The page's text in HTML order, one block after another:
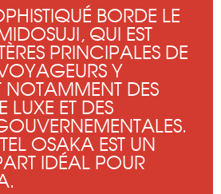
BORDE LE
QUI EST
PRINCIPALES DE
Y
NOTAMMENT DES
LUXE ET DES
OSAKA EST UN
IDÉAL POUR